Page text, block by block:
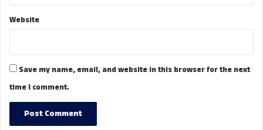
Website
Save my name, email, and website in this browser for the next
time I comment.